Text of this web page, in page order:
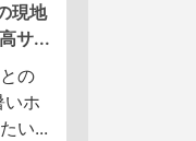
現地
サ...
の
いホ
い...